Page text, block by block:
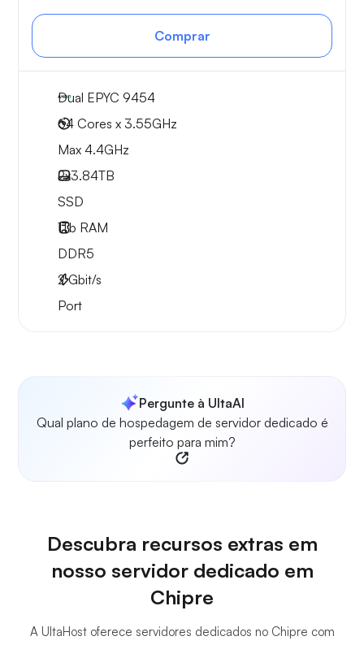
Comprar
Dual EPYC 9454
64 Cores x 3.55GHz
Max 4.4GHz
2x3.84TB
SSD
1Tb RAM
DDR5
2Gbit/s
Port
Pergunte à UltaAI
Qual plano de hospedagem de servidor dedicado é
perfeito para mim?
Descubra recursos extras em
nosso servidor dedicado em
Chipre
A UltaHost oferece servidores dedicados no Chipre com